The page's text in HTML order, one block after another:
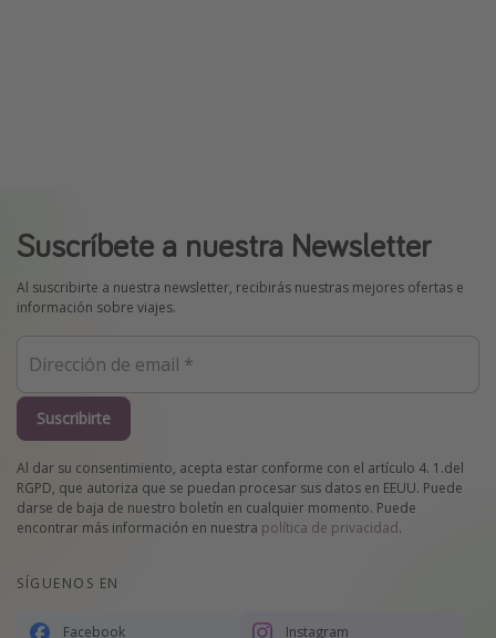
Suscríbete a nuestra Newsletter
Al suscribirte a nuestra newsletter, recibirás nuestras mejores ofertas e
información sobre viajes.
Suscribirte
Al dar su consentimiento, acepta estar conforme con el artículo 4. 1.del
RGPD, que autoriza que se puedan procesar sus datos en EEUU. Puede
darse de baja de nuestro boletín en cualquier momento. Puede
encontrar más información en nuestra política de privacidad.
SÍGUENOS EN
Facebook Instagram